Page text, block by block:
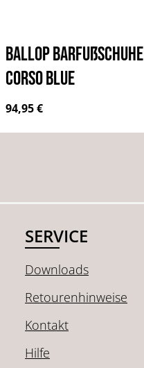
BALLOP Barfußschuhe
Corso blue
Regulärer Preis:
94,95 €
SERVICE
Downloads
Retourenhinweise
Kontakt
Hilfe